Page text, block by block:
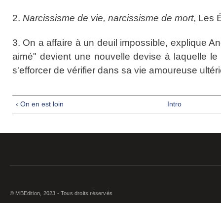
2. Narcissisme de vie, narcissisme de mort, Les
3. On a affaire à un deuil impossible, explique
aimé" devient une nouvelle devise à laquelle
s'efforcer de vérifier dans sa vie amoureuse
‹ On en est loin Intro
© MBEdition, 2023 - Tous droits réservés